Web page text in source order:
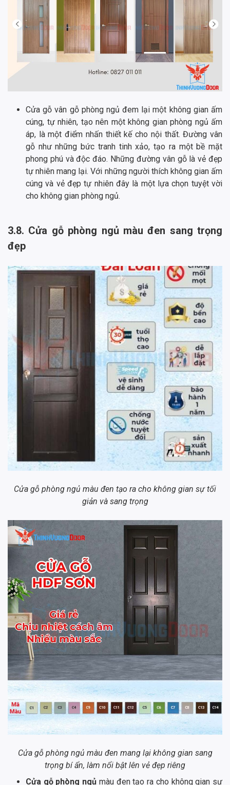
Cửa gỗ vân gỗ phòng ngủ đem lại một không gian ấm
cúng, tự nhiên, tạo nên một không gian phòng ngủ ấm
áp, là một điểm nhấn thiết kế cho nội thất. Đường vân
gỗ như những bức tranh tinh xảo, tạo ra một bề mặt
phong phú và độc đáo. Những đường vân gỗ là vẻ đẹp
tự nhiên mang lại. Với những người thích không gian ấm
cúng và vẻ đẹp tự nhiên đây là một lựa chọn tuyệt vời
cho không gian phòng ngủ.
3.8. Cửa gỗ phòng ngủ màu đen sang trọng
đẹp
Cửa gỗ phòng ngủ màu đen tạo ra cho không gian sự tối
giản và sang trọng
Cửa gỗ phòng ngủ màu đen mang lại không gian sang
trọng bí ẩn, làm nổi bật lên vẻ đẹp riêng
Cửa gỗ phòng ngủ màu đen tạo ra cho không gian sự